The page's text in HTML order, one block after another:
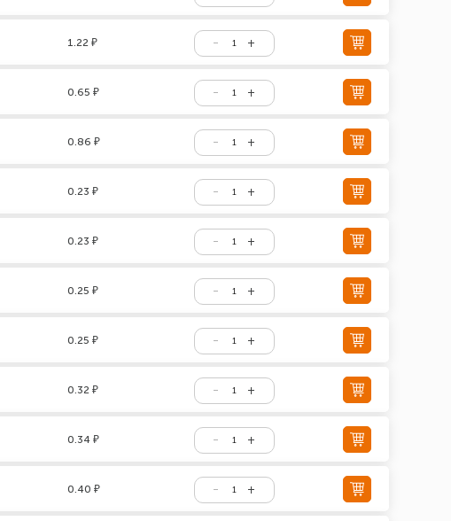
1.22 ₽
0.65 ₽
0.86 ₽
0.23 ₽
0.23 ₽
0.25 ₽
0.25 ₽
0.32 ₽
0.34 ₽
0.40 ₽